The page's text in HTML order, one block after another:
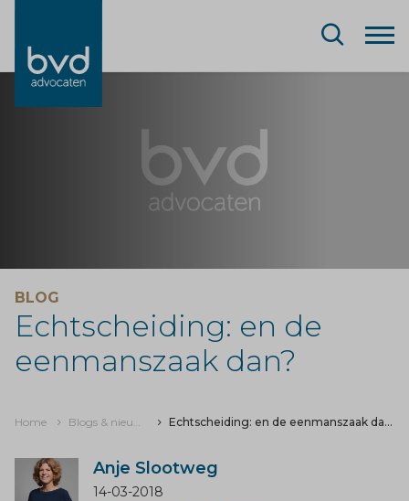
BLOG
Echtscheiding: en de
eenmanszaak dan?
Home Echtscheiding: en de eenmanszaak dan?
Anje Slootweg
14-03-2018